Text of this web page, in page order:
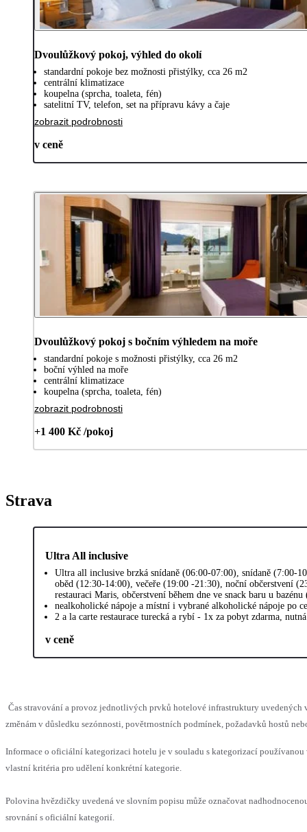
Dvoulůžkový pokoj, výhled do okolí
standardní pokoje bez možnosti přistýlky, cca 26 m2
centrální klimatizace
koupelna (sprcha, toaleta, fén)
satelitní TV, telefon, set na přípravu kávy a čaje
zobrazit podrobnosti
v ceně
Dvoulůžkový pokoj s bočním výhledem na moře
standardní pokoje s možnosti přistýlky, cca 26 m2
boční výhled na moře
centrální klimatizace
koupelna (sprcha, toaleta, fén)
zobrazit podrobnosti
+1 400 Kč /pokoj
Strava
Ultra All inclusive
Ultra all inclusive brzká snídaně (06:00-07:00), snídaně (7:00-
oběd (12:30-14:00), večeře (19:00 -21:30), noční občerstvení
restauraci Maris, občerstvení během dne ve snack baru u
nealkoholické nápoje a místní i vybrané alkoholické nápoje po
2 a la carte restaurace turecká a rybí - 1x za pobyt zdarma,
v ceně
Čas stravování a provoz jednotlivých prvků hotelové infrastruktury uvedených
změnám v důsledku sezónnosti, povětrnostních podmínek, požadavků hostů
Informace o oficiální kategorizaci hotelu je v souladu s kategorizací používanou
vlastní kritéria pro udělení konkrétní kategorie.
Polovina hvězdičky uvedená ve slovním popisu může označovat
srovnání s oficiální kategorií.